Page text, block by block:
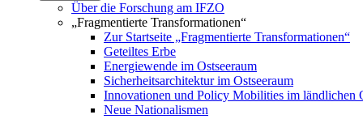
Über die Forschung am IFZO
„Fragmentierte Transformationen“
Zur Startseite „Fragmentierte Transformationen“
Geteiltes Erbe
Energiewende im Ostseeraum
Sicherheitsarchitektur im Ostseeraum
Innovationen und Policy Mobilities im ländlichen
Neue Nationalismen